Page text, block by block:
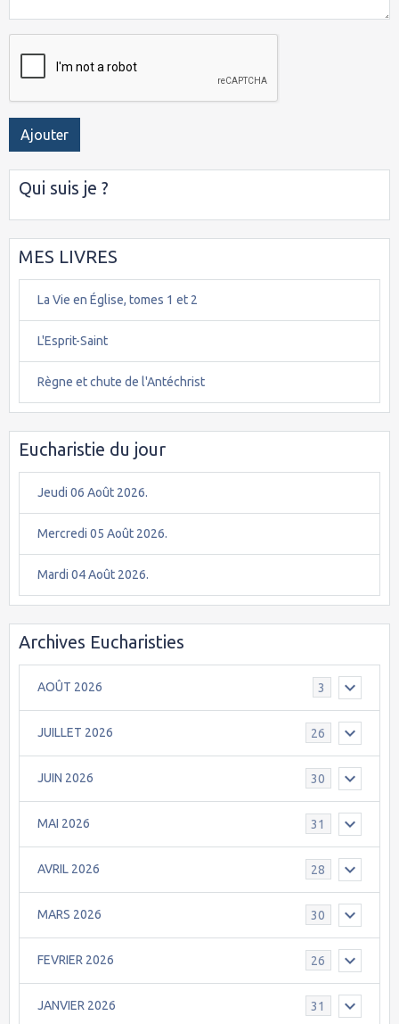
Ajouter
Qui suis je ?
MES LIVRES
La Vie en Église, tomes 1 et 2
L'Esprit-Saint
Règne et chute de l'Antéchrist
Eucharistie du jour
Jeudi 06 Août 2026.
Mercredi 05 Août 2026.
Mardi 04 Août 2026.
Archives Eucharisties
AOÛT 2026 3
JUILLET 2026 26
JUIN 2026 30
MAI 2026 31
AVRIL 2026 28
MARS 2026 30
FEVRIER 2026 26
JANVIER 2026 31